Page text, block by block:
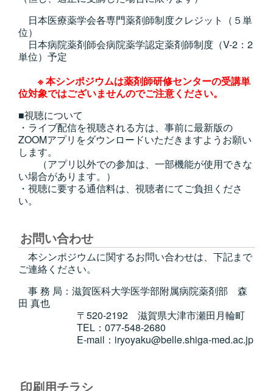
日本医療薬学会各専門薬剤師制度クレジット（５単
位）
日本病院薬剤師会病院薬学認定薬剤師制度（V-2：2
単位）予定
※ 本シンポジウムは薬剤師研修センターの受講単
位対象ではございませんのでご注意ください。
■視聴について
・ライブ配信を視聴される方は、事前に最新版の
ZOOMアプリをダウンロードいただきますようお願い
します。
（アプリ以外での参加は、一部機能が使用できな
い場合があります。）
・視聴に要する通信料は、視聴者にてご負担くださ
い。
お問い合わせ
本シンポジウムに関するお問い合わせは、下記まで
ご連絡ください。
事 務 局：滋賀医科大学医学部附属病院薬剤部 森
田 真也
〒520-2192 滋賀県大津市瀬田月輪町
TEL：077-548-2680
E-mail：iryoyaku@belle.shiga-med.ac.jp
印刷用チラシ